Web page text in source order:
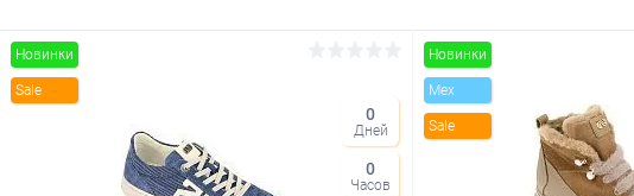
Новинки
Sale
0
Дней
0
Часов
Новинки
Mex
Sale